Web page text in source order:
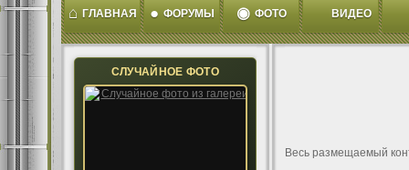
⌂ ГЛАВНАЯ ● ФОРУМЫ ◉ ФОТО ВИДЕО
СЛУЧАЙНОЕ ФОТО
Весь размещаемый